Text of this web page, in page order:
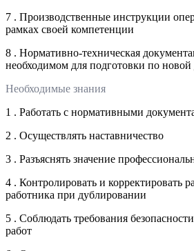
7 . Производственные инструкции
рамках своей компетенции
8 . Нормативно-техническая
необходимом для подготовки по
Необходимые знания
1 . Работать с нормативными
2 . Осуществлять наставничество
3 . Разъяснять значение
4 . Контролировать и корректировать
работника при дублировании
5 . Соблюдать требования
работ